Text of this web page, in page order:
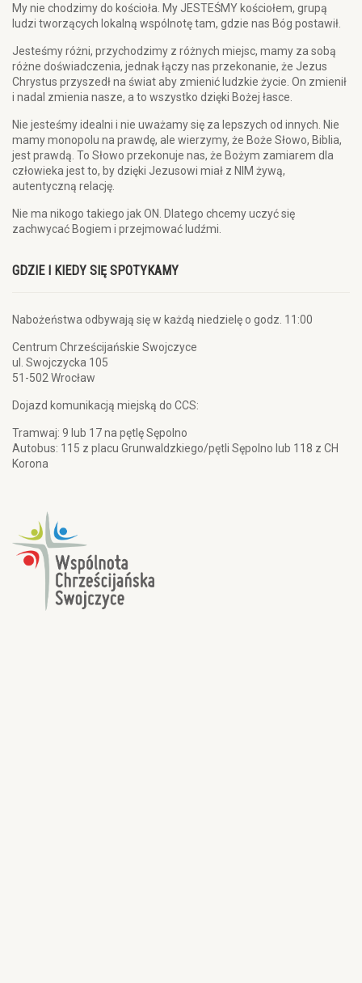
My nie chodzimy do kościoła. My JESTEŚMY kościołem, grupą
ludzi tworzących lokalną wspólnotę tam, gdzie nas Bóg postawił.
Jesteśmy różni, przychodzimy z różnych miejsc, mamy za sobą
różne doświadczenia, jednak łączy nas przekonanie, że Jezus
Chrystus przyszedł na świat aby zmienić ludzkie życie. On zmienił
i nadal zmienia nasze, a to wszystko dzięki Bożej łasce.
Nie jesteśmy idealni i nie uważamy się za lepszych od innych. Nie
mamy monopolu na prawdę, ale wierzymy, że Boże Słowo, Biblia,
jest prawdą. To Słowo przekonuje nas, że Bożym zamiarem dla
człowieka jest to, by dzięki Jezusowi miał z NIM żywą,
autentyczną relację.
Nie ma nikogo takiego jak ON. Dlatego chcemy uczyć się
zachwycać Bogiem i przejmować ludźmi.
GDZIE I KIEDY SIĘ SPOTYKAMY
Nabożeństwa odbywają się w każdą niedzielę o godz. 11:00
Centrum Chrześcijańskie Swojczyce
ul. Swojczycka 105
51-502 Wrocław
Dojazd komunikacją miejską do CCS:
Tramwaj: 9 lub 17 na pętlę Sępolno
Autobus: 115 z placu Grunwaldzkiego/pętli Sępolno lub 118 z CH
Korona